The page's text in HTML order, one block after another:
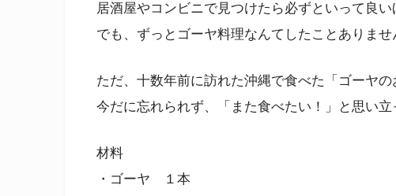
居酒屋やコンビニで見つけたら必ずといって良い
でも、ずっとゴーヤ料理なんてしたことありませ
ただ、十数年前に訪れた沖縄で食べた「ゴーヤ
今だに忘れられず、「また食べたい！」と思い立
材料
・ゴーヤ １本